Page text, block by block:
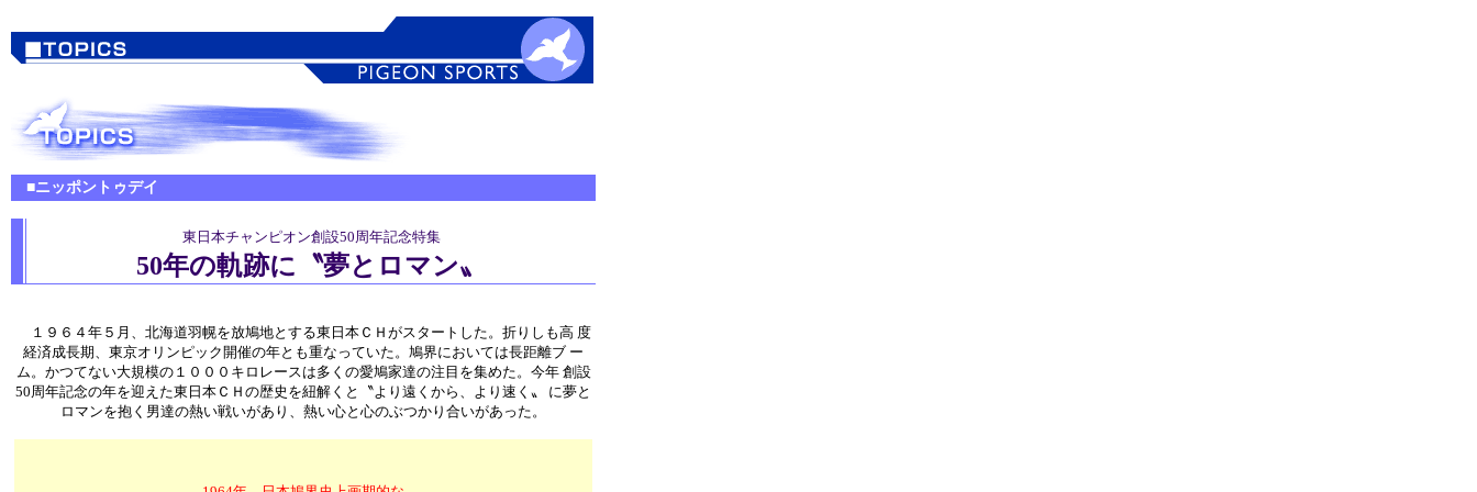
■ニッポントゥデイ
東日本チャンピオン創設50周年記念特集
50年の軌跡に〝夢とロマン〟
１９６４年５月、北海道羽幌を放鳩地とする東日本ＣＨがスタートした。折りしも高 度
経済成長期、東京オリンピック開催の年とも重なっていた。鳩界においては長距離ブ ー
ム。かつてない大規模の１０００キロレースは多くの愛鳩家達の注目を集めた。今年 創設
50周年記念の年を迎えた東日本ＣＨの歴史を紐解くと〝より遠くから、より速く〟 に夢と
ロマンを抱く男達の熱い戦いがあり、熱い心と心のぶつかり合いがあった。